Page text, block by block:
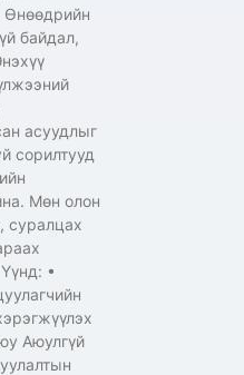
Өнөөдрийн
байдал,
асуудлыг
сорилтууд
Мөн олон
суралцах
•
Аюулгүй